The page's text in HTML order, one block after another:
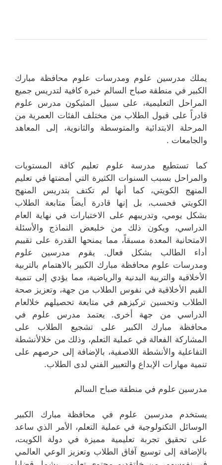
يملك مدرسين علوم ومدرسات علوم محافظة مبارك
الكبير في منطقة صباح السالم خبرة كافية لتدريس جميع
المراحل التعليمية، على سبيل المثيكون مدرس علوم
قادراً على قبول الطلاب من مختلف الفئات العمرية من
المرحلة الابتدائية والمتوسطة والثانوية، إلى المعاهد
والجامعات .
كما تستطيع مدرسة علوم تعليم كافة المستويات
والمراحل بسبب السنوات الكثيرة التي أمضتها في تعليم
المنهج الكويتي، كما أنها لم تكتف بتدريس المنهج
الكويتي فحسب، بل إنها قادرة أيضاً متابعة الطلاب
بشكل يومي، وتدريبهم على الاختبارات في نهاية العام
الدراسي، ويكون ذلك من خلبعض النماذج والأسئلة
الامتحانية المعدة مسبقاً، مما يمنحها القدرة على تقييم
أداء الطالب بشكل فعال. يقوم مدرسين علوم
ومدرسات علوم محافظة مبارك الكبير بالاهتمام بالتربية
الأخلاقية والتربية البدنية والرياضية، مما يؤدي إلى تنمية
القيم الأخلاقية في نفوس الطلاب من جهة، وتعزيز صحة
الطلاب وتحسين تركيزهم في متابعة تحصيلهم خلالعام
الدراسي من جهة أخرى. يعتمد مدرس علوم في
محافظة مبارك الكبير على تشجيع الطلاب على
المشاركة الفعالة في عملية التعلم، وذلك من خلالأنشطة
التفاعلية والأنشطة اللاصفية، بالإضافة إلى حرصهم على
تنمية مهارات الإبداع والتعبير الفني لدى الطلاب.
مدرسين علوم في منطقة صباح السالم
يستخدم مدرسين علوم في محافظة مبارك الكبير
الوسائل التكنولوجية في عملية التعلم، الأمر الذي ساعد
على تحقيق تجربة تعليمية مميزة في دولة الكويت،
بالإضافة إلى توسيع آفاق الطلاب وتعزيز الوعي العالمي